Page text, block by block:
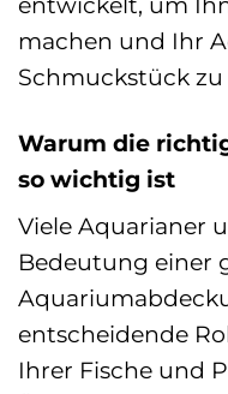
machen und Ihr
Schmuckstück
Warum die
so wichtig ist
Viele Aquarianer
Bedeutung einer
entscheidende
Ihrer Fische und